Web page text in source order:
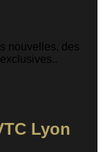
nouvelles, des
Lyon